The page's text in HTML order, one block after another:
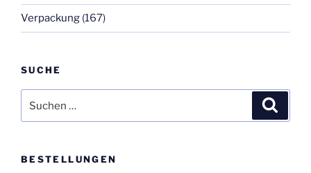
Verpackung (167)
SUCHE
nach:
BESTELLUNGEN